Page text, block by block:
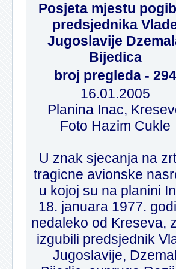
Posjeta mjestu
predsjednika
Jugoslavije
Bijedica
broj pregleda - 294
16.01.2005
Planina Inac,
Foto Hazim Cukle
U znak sjecanja na
tragicne avionske
u kojoj su na planini
18. januara 1977.
nedaleko od Kreseva,
izgubili predsjednik
Jugoslavije, Dzemal